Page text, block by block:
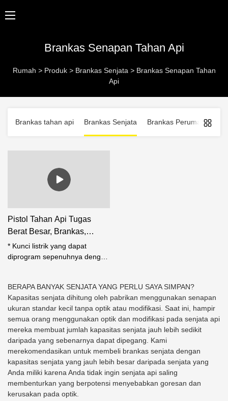
Brankas Senapan Tahan Api
Rumah > Produk > Brankas Senjata > Brankas Senapan Tahan
Api
Brankas tahan api Brankas Senjata Brankas Perumahan
BERAPA BANYAK SENJATA YANG PERLU SAYA SIMPAN?
Kapasitas senjata dihitung oleh pabrikan menggunakan senapan
ukuran standar kecil tanpa optik atau modifikasi. Saat ini, hampir
semua orang menggunakan optik dan modifikasi pada senjata api
mereka membuat jumlah kapasitas senjata jauh lebih sedikit
daripada yang sebenarnya dapat dipegang. Kami
merekomendasikan untuk membeli brankas senjata dengan
kapasitas senjata yang jauh lebih besar daripada senjata yang
Anda miliki karena Anda tidak ingin senjata api saling
membenturkan yang berpotensi menyebabkan goresan dan
kerusakan pada optik.
Pistol Tahan Api Tugas
Berat Besar, Brankas,
Peringkat Kebakaran 120
mnt
* Kunci listrik yang dapat
diprogram sepenuhnya dengan
menit hingga 1.200 ° F dengan
api palusol dan segel asap
yang dapat diperluas* Dinding
baja padat tugas berat dengan
pintu tersembunyi yang tahan
terhadap penggusuran yang
berayun 180° untuk akses
penuh ke interior brankas* Rak
yang dapat disesuaikan
sepenuhnya, termasuk 1 rak
atas dan 1 rak samping yang